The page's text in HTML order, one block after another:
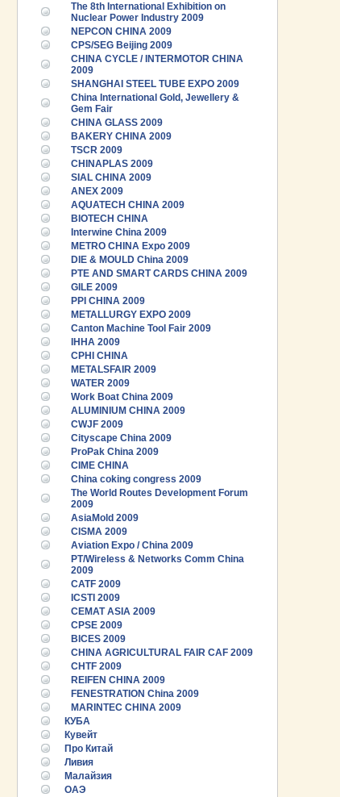
The 8th International Exhibition on
Nuclear Power Industry 2009
NEPCON CHINA 2009
CPS/SEG Beijing 2009
CHINA CYCLE / INTERMOTOR CHINA
2009
SHANGHAI STEEL TUBE EXPO 2009
China International Gold, Jewellery &
Gem Fair
CHINA GLASS 2009
BAKERY CHINA 2009
TSCR 2009
CHINAPLAS 2009
SIAL CHINA 2009
ANEX 2009
AQUATECH CHINA 2009
BIOTECH CHINA
Interwine China 2009
METRO CHINA Expo 2009
DIE & MOULD China 2009
PTE AND SMART CARDS CHINA 2009
GILE 2009
PPI CHINA 2009
METALLURGY EXPO 2009
Canton Machine Tool Fair 2009
IHHA 2009
CPHI CHINA
METALSFAIR 2009
WATER 2009
Work Boat China 2009
ALUMINIUM CHINA 2009
CWJF 2009
Cityscape China 2009
ProPak China 2009
CIME CHINA
China coking congress 2009
The World Routes Development Forum
2009
AsiaMold 2009
CISMA 2009
Aviation Expo / China 2009
PT/Wireless & Networks Comm China
2009
CATF 2009
ICSTI 2009
CEMAT ASIA 2009
CPSE 2009
BICES 2009
CHINA AGRICULTURAL FAIR CAF 2009
CHTF 2009
REIFEN CHINA 2009
FENESTRATION China 2009
MARINTEC CHINA 2009
КУБА
Кувейт
Про Китай
Ливия
Малайзия
ОАЭ